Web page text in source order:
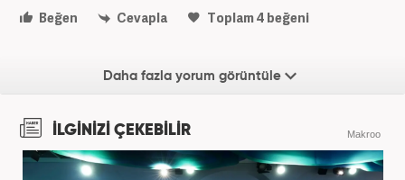
Beğen
Cevapla Toplam4 beğeni
Daha fazla yorum görüntüle
İLGİNİZİ ÇEKEBİLİR Makroo